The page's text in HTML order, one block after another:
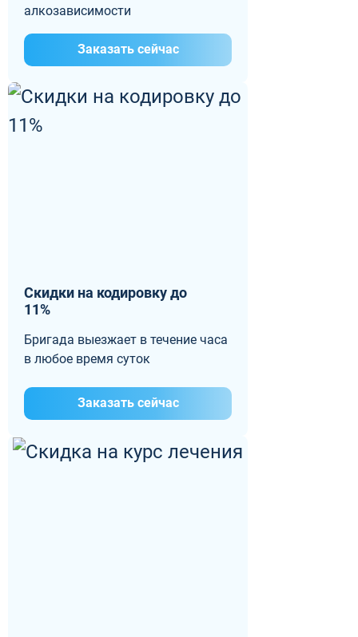
алкозависимости
Заказать сейчас
Скидки на кодировку до
11%
Бригада выезжает в течение часа
в любое время суток
Заказать сейчас